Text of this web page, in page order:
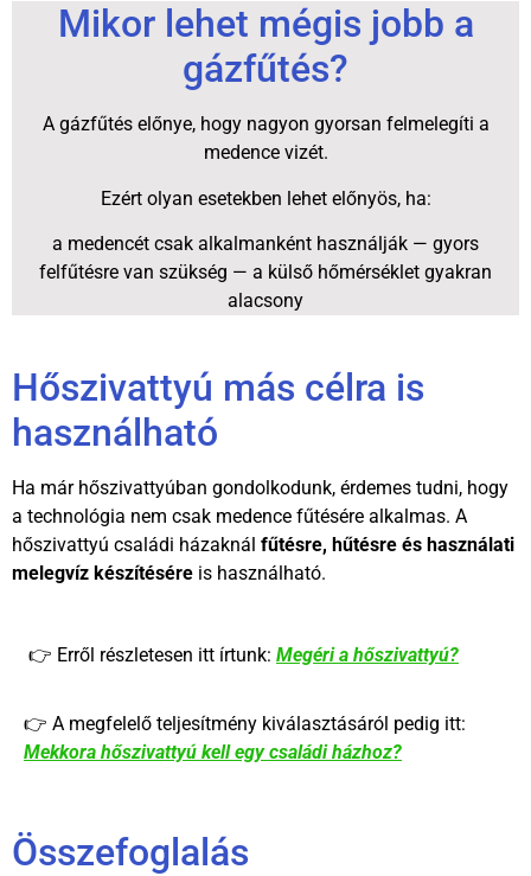
Mikor lehet mégis jobb a
gázfűtés?
A gázfűtés előnye, hogy nagyon gyorsan felmelegíti a
medence vizét.
Ezért olyan esetekben lehet előnyös, ha:
a medencét csak alkalmanként használják — gyors
felfűtésre van szükség — a külső hőmérséklet gyakran
alacsony
Hőszivattyú más célra is
használható
Ha már hőszivattyúban gondolkodunk, érdemes tudni, hogy
a technológia nem csak medence fűtésére alkalmas. A
hőszivattyú családi házaknál fűtésre, hűtésre és használati
melegvíz készítésére is használható.
👉 Erről részletesen itt írtunk: Megéri a hőszivattyú?
👉 A megfelelő teljesítmény kiválasztásáról pedig itt:
Mekkora hőszivattyú kell egy családi házhoz?
Összefoglalás